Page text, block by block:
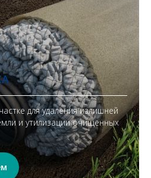
для удаления излишней
и утилизации очищенных